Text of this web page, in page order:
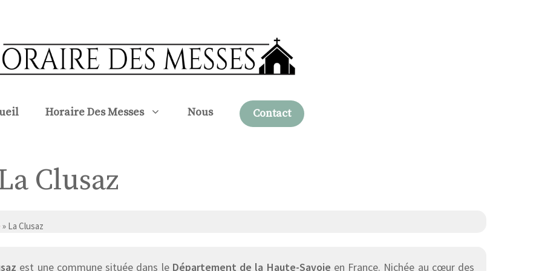
Horaire Des Messes Nous Contact
Clusaz
» La Clusaz
est une commune située dans le Département de la Haute-Savoie en France. Nichée au cœur des